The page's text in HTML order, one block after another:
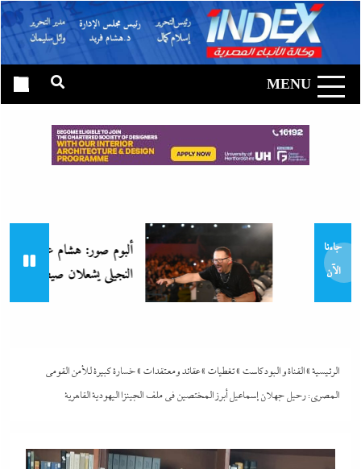
content
وكالة الأنباء
المصرية|
إندكس
MENU
جاءنا
الآن
ألبوم صور: هشام عباس وصابرين
النجيلى يشعلان صيف بتروسبورت
الرئيسية»القناة و البودكاست »تغطيات »عقائد ومعتقدات »خسارة كبيرة للأمن القومى
المصري: رحيل جهلان إسماعيل أبرز المختصين في ملف الجينزا اليهودية القاهرية